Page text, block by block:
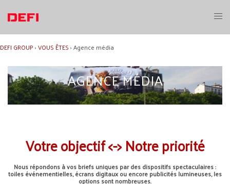
contenu
DEFI GROUP›VOUS ÊTES›Agence média
AGENCE MÉDIA
Votre objectif <-> Notre priorité
Nous répondons à vos briefs uniques par des dispositifs spectaculaires :
toiles événementielles, écrans digitaux ou encore publicités lumineuses, les
options sont nombreuses.